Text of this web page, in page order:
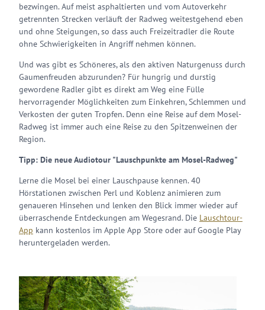
bezwingen. Auf meist asphaltierten und vom Autoverkehr
getrennten Strecken verläuft der Radweg weitestgehend eben
und ohne Steigungen, so dass auch Freizeitradler die Route
ohne Schwierigkeiten in Angriff nehmen können.
Und was gibt es Schöneres, als den aktiven Naturgenuss durch
Gaumenfreuden abzurunden? Für hungrig und durstig
gewordene Radler gibt es direkt am Weg eine Fülle
hervorragender Möglichkeiten zum Einkehren, Schlemmen und
Verkosten der guten Tropfen. Denn eine Reise auf dem Mosel-
Radweg ist immer auch eine Reise zu den Spitzenweinen der
Region.
Tipp: Die neue Audiotour "Lauschpunkte am Mosel-Radweg"
Lerne die Mosel bei einer Lauschpause kennen. 40
Hörstationen zwischen Perl und Koblenz animieren zum
genaueren Hinsehen und lenken den Blick immer wieder auf
überraschende Entdeckungen am Wegesrand. Die Lauschtour-
App kann kostenlos im Apple App Store oder auf Google Play
heruntergeladen werden.